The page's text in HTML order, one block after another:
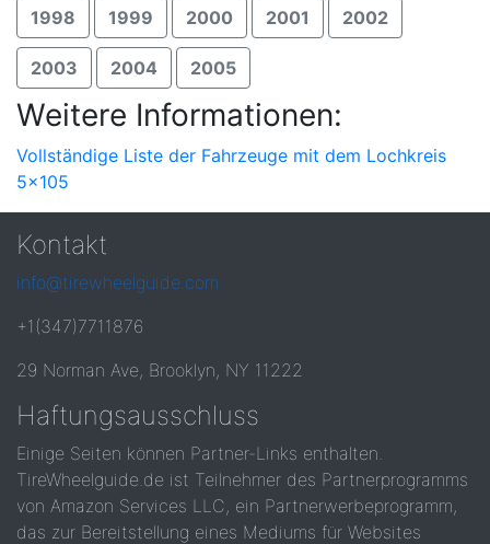
1998 1999 2000 2001 2002
2003 2004 2005
Weitere Informationen:
Vollständige Liste der Fahrzeuge mit dem Lochkreis
5x105
Kontakt
info@tirewheelguide.com
+1(347)7711876
29 Norman Ave, Brooklyn, NY 11222
Haftungsausschluss
Einige Seiten können Partner-Links enthalten.
TireWheelguide.de ist Teilnehmer des Partnerprogramms
von Amazon Services LLC, ein Partnerwerbeprogramm,
das zur Bereitstellung eines Mediums für Websites